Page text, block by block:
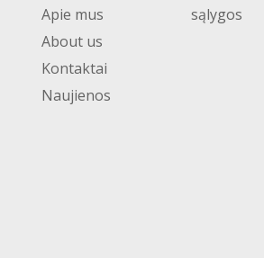
Apie mus
About us
Kontaktai
Naujienos
sąlygos